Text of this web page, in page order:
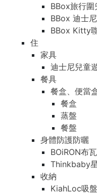
BBox旅行圍
BBox 迪士
BBox Kitty
住
家具
迪士尼兒童
餐具
餐盒、便當
餐盒
蒸盤
餐盤
身體防護防曬
BOiRON布
Thinkbaby
收納
KiahLoc吸